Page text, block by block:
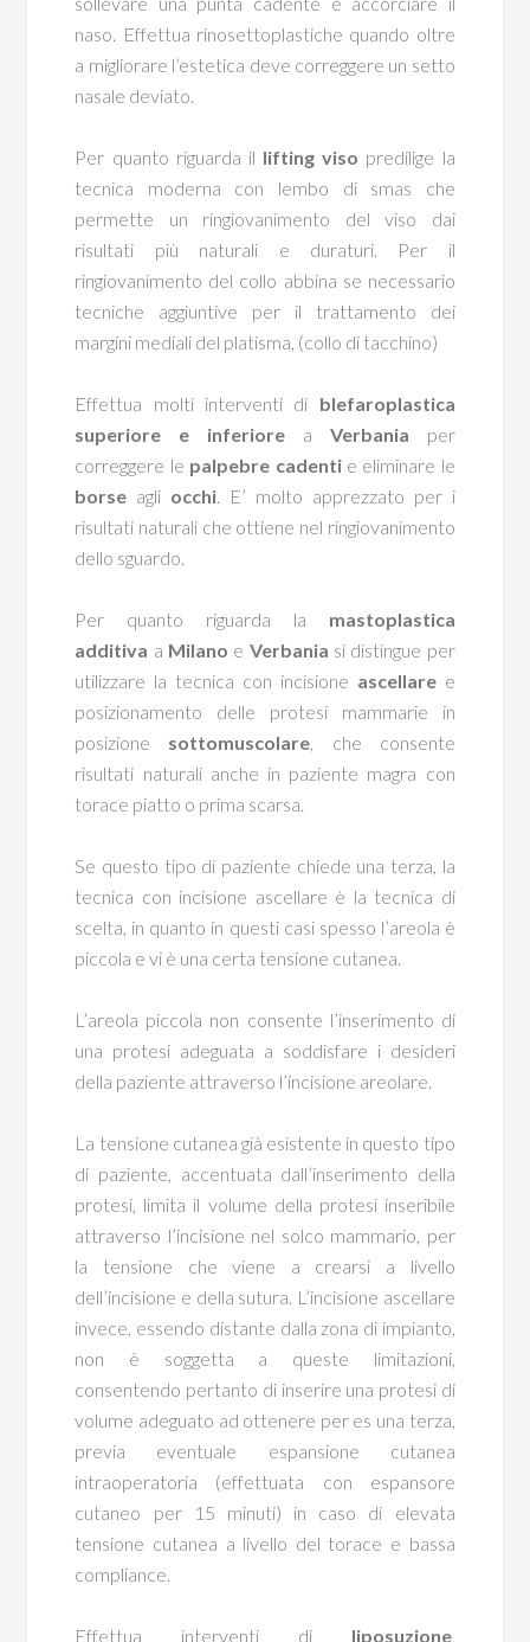
naso. Effettua rinosettoplastiche quando oltre
a migliorare l’estetica deve correggere un setto
nasale deviato.
Per quanto riguarda il lifting viso predilige la
tecnica moderna con lembo di smas che
permette un ringiovanimento del viso dai
risultati più naturali e duraturi. Per il
ringiovanimento del collo abbina se necessario
tecniche aggiuntive per il trattamento dei
margini mediali del platisma, (collo di tacchino)
Effettua molti interventi di blefaroplastica
superiore e inferiore a Verbania per
correggere le palpebre cadentie eliminare le
borse agli occhi. E’ molto apprezzato per i
risultati naturali che ottiene nel ringiovanimento
dello sguardo.
Per quanto riguarda la mastoplastica
additiva a Milano e Verbania si distingue per
utilizzare la tecnica con incisione ascellare e
posizionamento delle protesi mammarie in
posizione sottomuscolare, che consente
risultati naturali anche in paziente magra con
torace piatto o prima scarsa.
Se questo tipo di paziente chiede una terza, la
tecnica con incisione ascellare è la tecnica di
scelta, in quanto in questi casi spesso l’areola è
piccola e vi è una certa tensione cutanea.
L’areola piccola non consente l’inserimento di
una protesi adeguata a soddisfare i desideri
della paziente attraverso l’incisione areolare.
La tensione cutanea già esistente in questo tipo
di paziente, accentuata dall’inserimento della
protesi, limita il volume della protesi inseribile
attraverso l’incisione nel solco mammario, per
la tensione che viene a crearsi a livello
dell’incisione e della sutura. L’incisione ascellare
invece, essendo distante dalla zona di impianto,
non è soggetta a queste limitazioni,
consentendo pertanto di inserire una protesi di
volume adeguato ad ottenere per es una terza,
previa eventuale espansione cutanea
intraoperatoria (effettuata con espansore
cutaneo per 15 minuti) in caso di elevata
tensione cutanea a livello del torace e bassa
compliance.
Effettua interventi di liposuzione,